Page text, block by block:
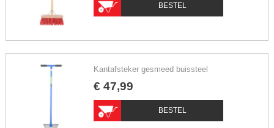
BESTEL
Kantafsteker gesmeed buissteel
€ 47,99
BESTEL